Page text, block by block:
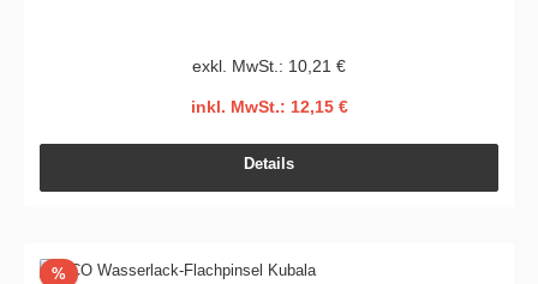
exkl. MwSt.: 10,21 €
inkl. MwSt.: 12,15 €
Details
%Rabatt